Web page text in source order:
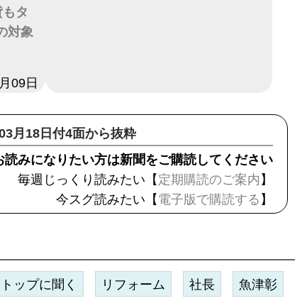
タ
対象
09日
月18日付4面から抜粋
読みになりたい方は新聞をご購読してください
毎週じっくり読みたい【 定期購読のご案内 】
今スグ読みたい【 電子版で購読する 】
トップに聞く リフォーム 社長 魚津彰